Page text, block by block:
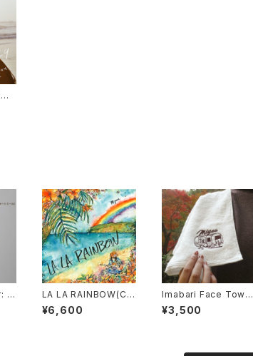
o
LA LA RAINBOW(CD
+Blu-ray)(初回生産限
定盤)
¥6,600
Imabari Face Towel
(Logo刺繍入り)
¥3,500